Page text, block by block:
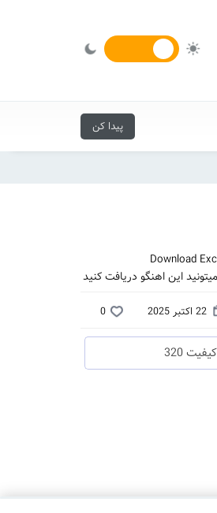
Download
این اهنگو دریافت کنید
22 اکتبر 2025 0
320